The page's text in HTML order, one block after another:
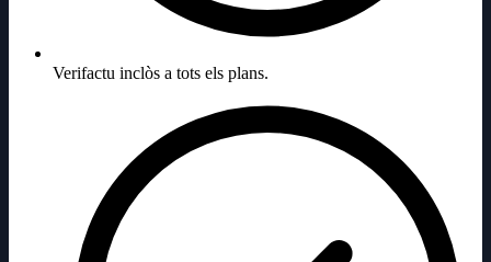
Verifactu inclòs a tots els plans.